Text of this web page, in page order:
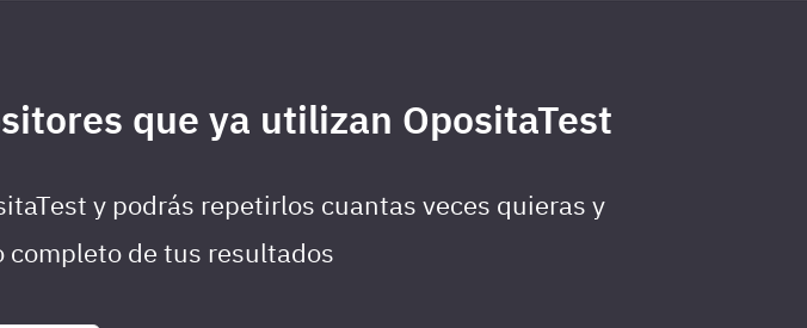
que ya utilizan OpositaTest
y podrás repetirlos cuantas veces quieras y
de tus resultados